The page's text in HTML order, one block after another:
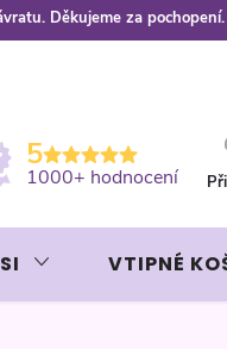
Děkujeme za pochopení.
5
1000+ hodnocení
VTIPNÉ